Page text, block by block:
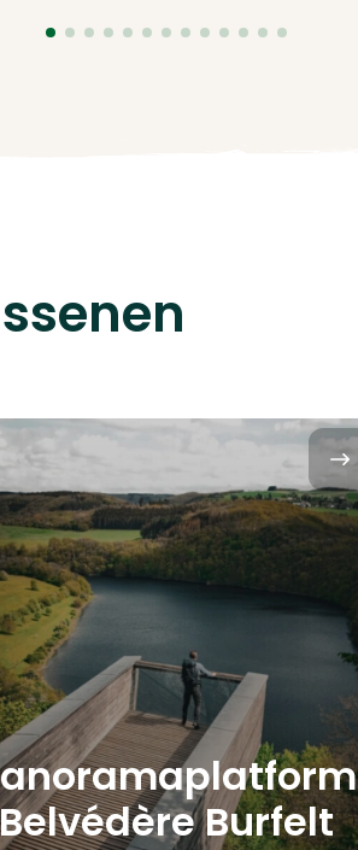
Belvédère Burfelt